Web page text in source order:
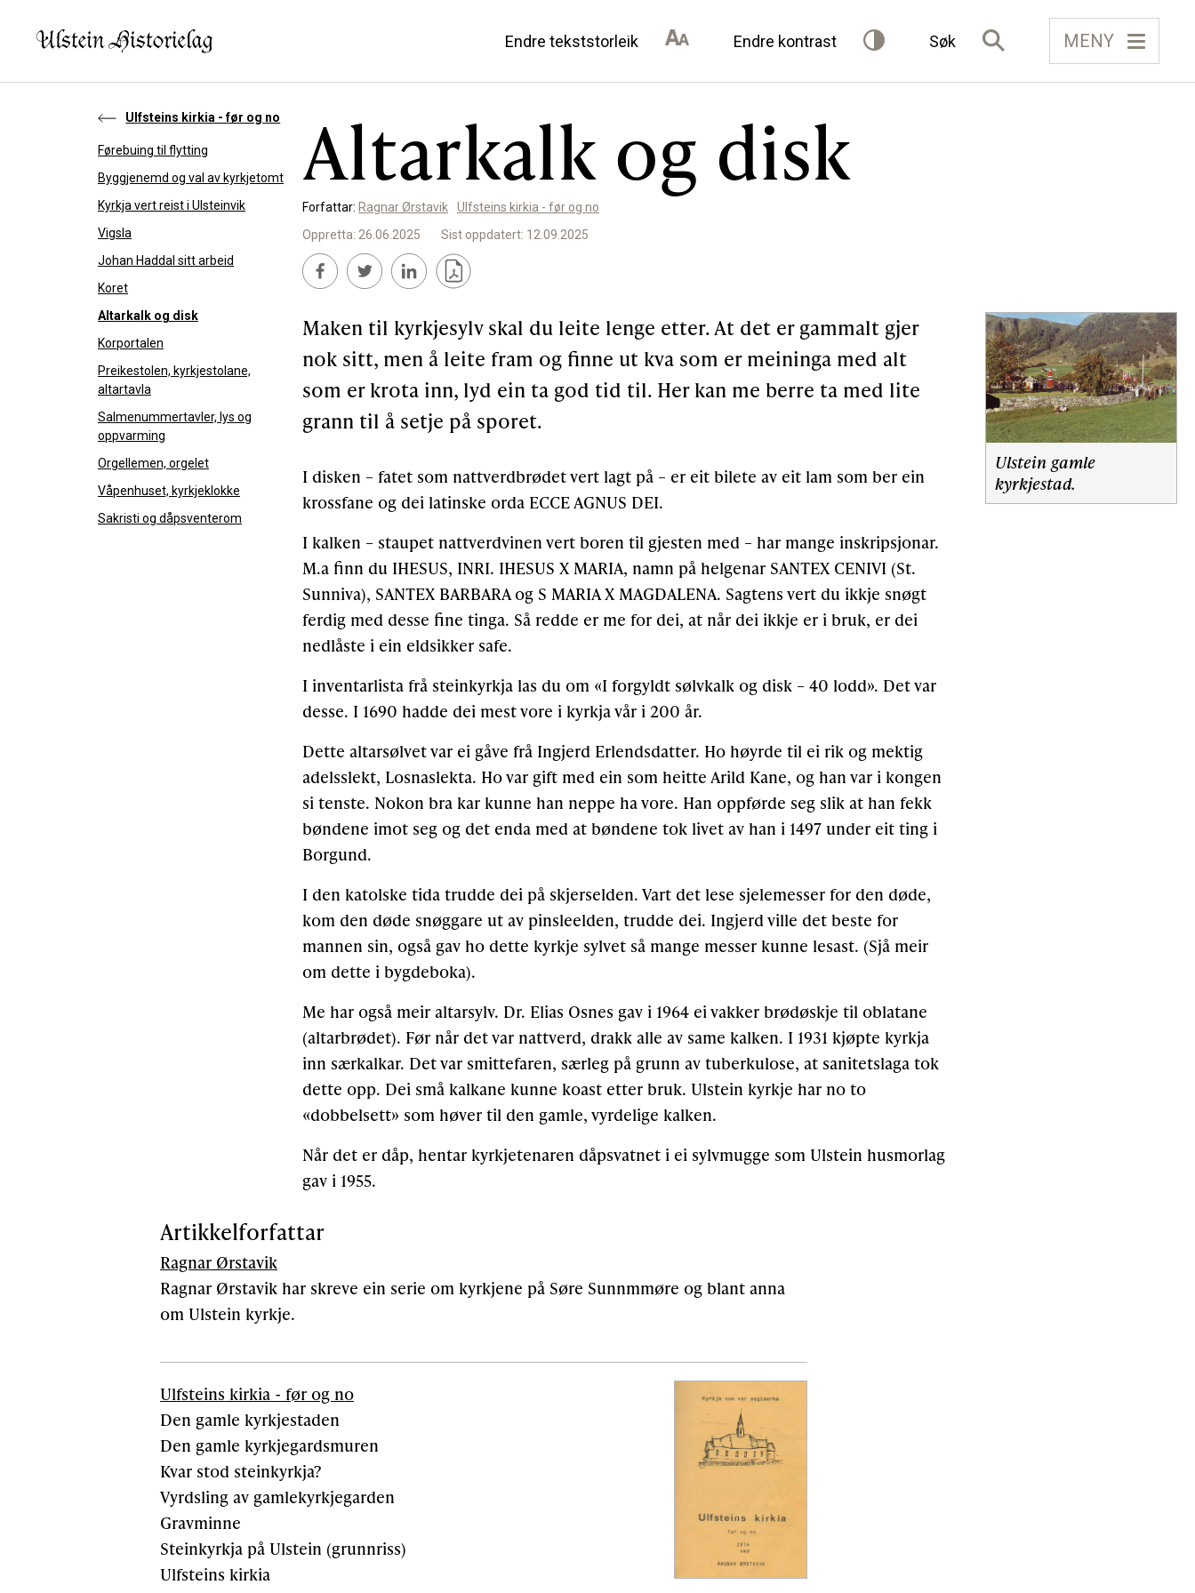
Endre tekststorleik Endre kontrast Søk MENY
Offentlig
Personar
SLIK KAN DU BIDRA
Bidra til lokalhistorie
Støtteannonsørar
OM ULSTEIN HISTORIELAG
Podkast
Ulfsteins kirkia - før og no
Førebuing til flytting
Byggjenemd og val av kyrkjetomt
Kyrkja vert reist i Ulsteinvik
Vigsla
Johan Haddal sitt arbeid
Koret
Altarkalk og disk
Korportalen
Preikestolen, kyrkjestolane,
altartavla
Salmenummertavler, lys og
oppvarming
Orgellemen, orgelet
Våpenhuset, kyrkjeklokke
Sakristi og dåpsventerom
Altarkalk og disk
Forfattar: Ragnar Ørstavik
Ulfsteins kirkia - før og no
Oppretta: 26.06.2025
Sist oppdatert: 12.09.2025
Maken til kyrkjesylv skal du leite lenge etter. At det er gammalt gjer
nok sitt, men å leite fram og finne ut kva som er meininga med alt
som er krota inn, lyd ein ta god tid til. Her kan me berre ta med lite
grann til å setje på sporet.
I disken – fatet som nattverdbrødet vert lagt på – er eit bilete av eit lam som ber ein
krossfane og dei latinske orda ECCE AGNUS DEI.
I kalken – staupet nattverdvinen vert boren til gjesten med – har mange inskripsjonar.
M.a finn du IHESUS, INRI. IHESUS X MARIA, namn på helgenar SANTEX CENIVI (St.
Sunniva), SANTEX BARBARA og S MARIA X MAGDALENA. Sagtens vert du ikkje snøgt
ferdig med desse fine tinga. Så redde er me for dei, at når dei ikkje er i bruk, er dei
nedlåste i ein eldsikker safe.
I inventarlista frå steinkyrkja las du om «I forgyldt sølvkalk og disk – 40 lodd». Det var
desse. I 1690 hadde dei mest vore i kyrkja vår i 200 år.
Dette altarsølvet var ei gåve frå Ingjerd Erlendsdatter. Ho høyrde til ei rik og mektig
adelsslekt, Losnaslekta. Ho var gift med ein som heitte Arild Kane, og han var i kongen
si tenste. Nokon bra kar kunne han neppe ha vore. Han oppførde seg slik at han fekk
bøndene imot seg og det enda med at bøndene tok livet av han i 1497 under eit ting i
Borgund.
I den katolske tida trudde dei på skjerselden. Vart det lese sjelemesser for den døde,
kom den døde snøggare ut av pinsleelden, trudde dei. Ingjerd ville det beste for
mannen sin, også gav ho dette kyrkje sylvet så mange messer kunne lesast. (Sjå meir
om dette i bygdeboka).
Me har også meir altarsylv. Dr. Elias Osnes gav i 1964 ei vakker brødøskje til oblatane
(altarbrødet). Før når det var nattverd, drakk alle av same kalken. I 1931 kjøpte kyrkja
inn særkalkar. Det var smittefaren, særleg på grunn av tuberkulose, at sanitetslaga tok
dette opp. Dei små kalkane kunne koast etter bruk. Ulstein kyrkje har no to
«dobbelsett» som høver til den gamle, vyrdelige kalken.
Når det er dåp, hentar kyrkjetenaren dåpsvatnet i ei sylvmugge som Ulstein husmorlag
gav i 1955.
Ulstein gamle
kyrkjestad.
Artikkelforfattar
Ragnar Ørstavik
Ragnar Ørstavik har skreve ein serie om kyrkjene på Søre Sunnmmøre og blant anna
om Ulstein kyrkje.
Ulfsteins kirkia - før og no
Den gamle kyrkjestaden
Den gamle kyrkjegardsmuren
Kvar stod steinkyrkja?
Vyrdsling av gamlekyrkjegarden
Gravminne
Steinkyrkja på Ulstein (grunnriss)
Ulfsteins kirkia